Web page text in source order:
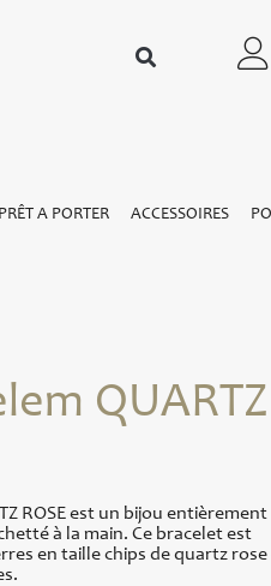
PRÊT A PORTER ACCESSOIRES
QUARTZ
ROSE est un bijou entièrement
à la main. Ce bracelet est
en taille chips de quartz